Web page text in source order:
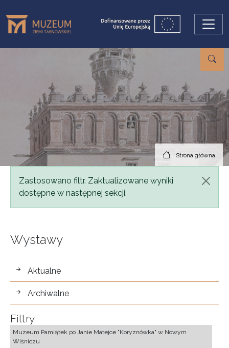
Strona główna
Komunikat
Zastosowano filtr. Zaktualizowane wyniki
dostępne w następnej sekcji.
Wystawy
wystawy
Aktualne
Archiwalne
Filtry
Muzeum Pamiątek po Janie Matejce "Koryznówka" w Nowym
Wiśniczu